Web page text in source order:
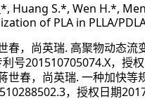
*, Huang S.*, Wen H.*,
of PLA in PLLA/
春，尚英瑞. 高聚物动态流
利号201510705074.X，授
世春，尚英瑞. 一种加快等
，授权日期